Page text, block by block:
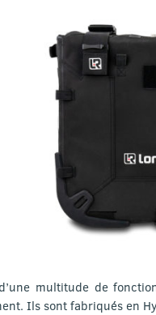
multitude de
Ils sont fabriqués en